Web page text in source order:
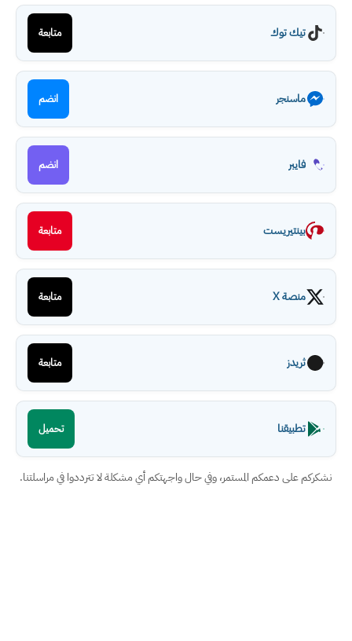
تيك توك متابعة
ماسنجر انضم
فايبر انضم
بينتيريست متابعة
منصة X متابعة
ثريدز متابعة
تطبيقنا تحميل
نشكركم على دعمكم المستمر، وفي حال واجهتكم أي مشكلة لا تترددوا في مراسلتنا.